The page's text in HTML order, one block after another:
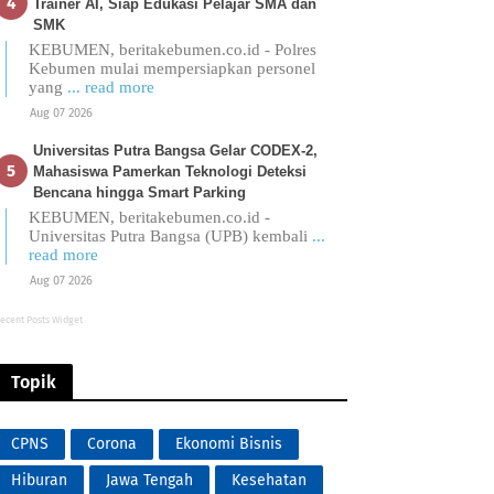
Trainer AI, Siap Edukasi Pelajar SMA dan
SMK
KEBUMEN, beritakebumen.co.id - Polres
Kebumen mulai mempersiapkan personel
yang ... read more
Aug 07 2026
Universitas Putra Bangsa Gelar CODEX-2,
Mahasiswa Pamerkan Teknologi Deteksi
Bencana hingga Smart Parking
KEBUMEN, beritakebumen.co.id -
Universitas Putra Bangsa (UPB) kembali ...
read more
Aug 07 2026
Posts Widget
Topik
CPNS Corona
Ekonomi Bisnis
Hiburan
Jawa Tengah Kesehatan